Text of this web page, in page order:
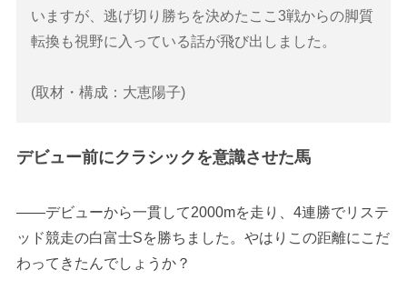
いますが、逃げ切り勝ちを決めたここ3戦からの脚質
転換も視野に入っている話が飛び出しました。
(取材・構成：大恵陽子)
デビュー前にクラシックを意識させた馬
――デビューから一貫して2000mを走り、4連勝でリステ
ッド競走の白富士Sを勝ちました。やはりこの距離にこだ
わってきたんでしょうか？